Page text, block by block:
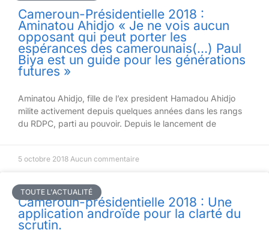
Cameroun-Présidentielle 2018 :
Aminatou Ahidjo « Je ne vois aucun
opposant qui peut porter les
espérances des camerounais(…) Paul
Biya est un guide pour les générations
futures »
Aminatou Ahidjo, fille de l’ex president Hamadou Ahidjo
milite activement depuis quelques années dans les rangs
du RDPC, parti au pouvoir. Depuis le lancement de
5 octobre 2018 Aucun commentaire
TOUTE L'ACTUALITÉ
Cameroun-présidentielle 2018 : Une
application androïde pour la clarté du
scrutin.